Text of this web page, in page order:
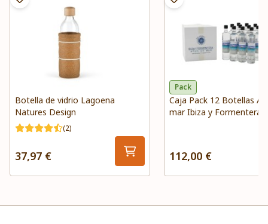
Botella de vidrio Lagoena
Natures Design
(2)
37,97 €
Pack
Caja Pack 12 Botellas
mar Ibiza y Formentera
112,00 €